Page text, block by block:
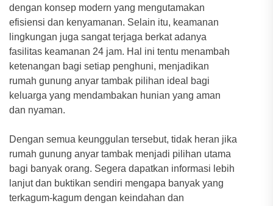
dengan konsep modern yang mengutamakan
efisiensi dan kenyamanan. Selain itu, keamanan
lingkungan juga sangat terjaga berkat adanya
fasilitas keamanan 24 jam. Hal ini tentu menambah
ketenangan bagi setiap penghuni, menjadikan
rumah gunung anyar tambak pilihan ideal bagi
keluarga yang mendambakan hunian yang aman
dan nyaman.
Dengan semua keunggulan tersebut, tidak heran jika
rumah gunung anyar tambak menjadi pilihan utama
bagi banyak orang. Segera dapatkan informasi lebih
lanjut dan buktikan sendiri mengapa banyak yang
terkagum-kagum dengan keindahan dan